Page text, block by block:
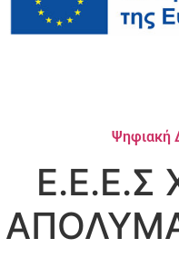
Ψηφιακή
Ε.Ε.Ε.Σ